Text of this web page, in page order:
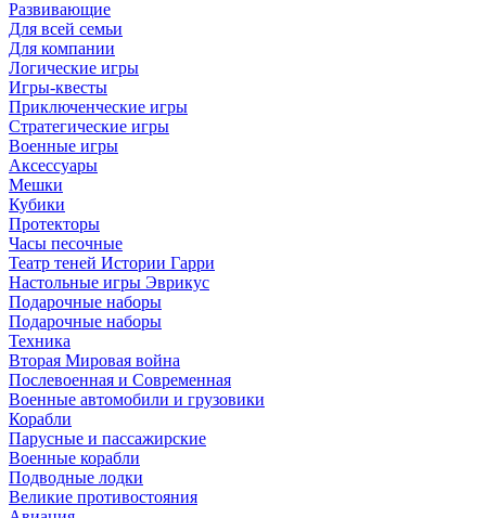
Развивающие
Для всей семьи
Для компании
Логические игры
Игры-квесты
Приключенческие игры
Стратегические игры
Военные игры
Аксессуары
Мешки
Кубики
Протекторы
Часы песочные
Театр теней Истории Гарри
Настольные игры Эврикус
Подарочные наборы
Подарочные наборы
Техника
Вторая Мировая война
Послевоенная и Современная
Военные автомобили и грузовики
Корабли
Парусные и пассажирские
Военные корабли
Подводные лодки
Великие противостояния